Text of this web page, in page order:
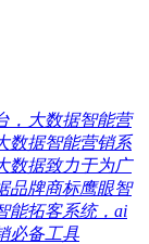
，大数据智能营
数据智能营销系
数据致力于为广
品牌商标鹰眼智
能拓客系统，ai
必备工具